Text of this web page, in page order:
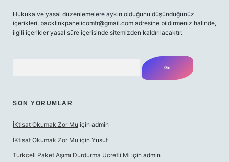
Hukuka ve yasal düzenlemelere aykırı olduğunu düşündüğünüz
içerikleri, backlinkpanelicomtr@gmail.com adresine bildirmeniz halinde,
ilgili içerikler yasal süre içerisinde sitemizden kaldırılacaktır.
SON YORUMLAR
İKtisat Okumak Zor Mu için admin
İKtisat Okumak Zor Mu için Yusuf
Turkcell Paket Aşımı Durdurma Ücretli Mi için admin